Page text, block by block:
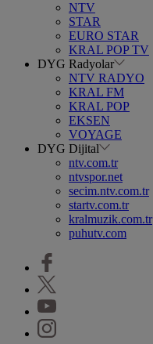
NTV
STAR
EURO STAR
KRAL POP TV
DYG Radyolar
NTV RADYO
KRAL FM
KRAL POP
EKSEN
VOYAGE
DYG Dijital
ntv.com.tr
ntvspor.net
secim.ntv.com.tr
startv.com.tr
kralmuzik.com.tr
puhutv.com